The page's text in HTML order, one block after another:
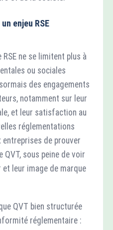
enjeu RSE
ne se limitent plus à
ou sociales
des engagements
notamment sur leur
et leur satisfaction au
réglementations
entreprises de prouver
sous peine de voir
leur image de marque
QVT bien structurée
réglementaire :